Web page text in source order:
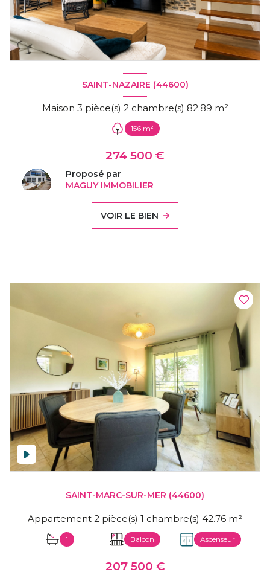
SAINT-NAZAIRE (44600)
Maison 3 pièce(s) 2 chambre(s) 82.89 m²
156 m²
274 500 €
Proposé par
MAGUY IMMOBILIER
VOIR LE BIEN
SAINT-MARC-SUR-MER (44600)
Appartement 2 pièce(s) 1 chambre(s) 42.76 m²
1 Balcon Ascenseur
207 500 €